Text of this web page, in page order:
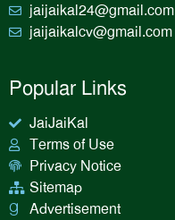
jaijaikal24@gmail.com
jaijaikalcv@gmail.com
Popular Links
JaiJaiKal
Terms of Use
Privacy Notice
Sitemap
Advertisement